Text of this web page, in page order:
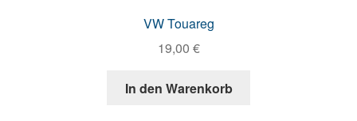
VW Touareg
19,00 €
In den Warenkorb